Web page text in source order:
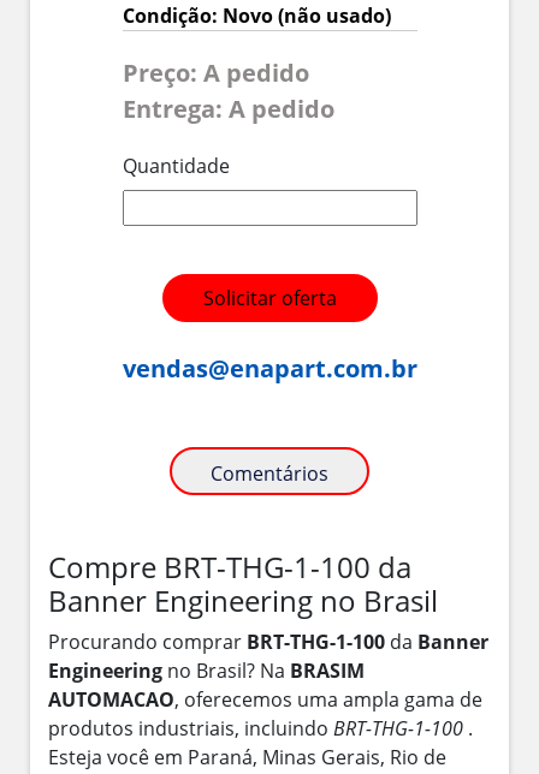
Condição: Novo (não usado)
Preço: A pedido
Entrega: A pedido
Quantidade
Solicitar oferta
vendas@enapart.com.br
Comentários
Compre BRT-THG-1-100 da
Banner Engineering no Brasil
Procurando comprar BRT-THG-1-100 da Banner
Engineering no Brasil? Na BRASIM
AUTOMACAO, oferecemos uma ampla gama de
produtos industriais, incluindo BRT-THG-1-100 .
Esteja você em Paraná, Minas Gerais, Rio de